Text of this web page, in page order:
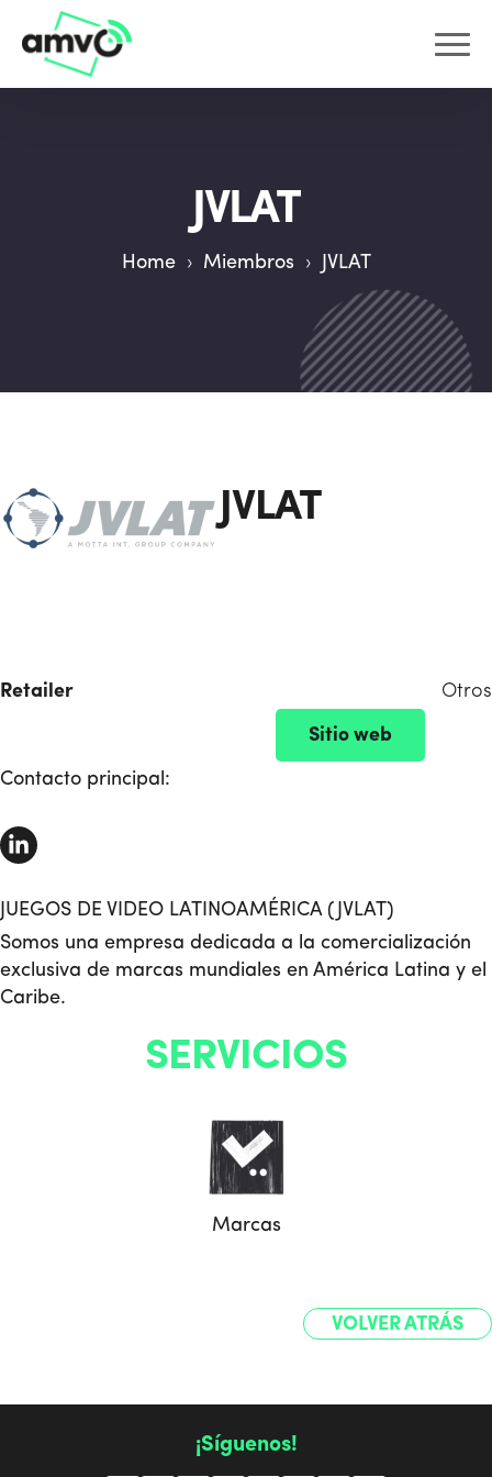
JVLAT
Home › Miembros › JVLAT
JVLAT
Retailer Otros
Sitio web
Contacto principal:
JUEGOS DE VIDEO LATINOAMÉRICA (JVLAT)
Somos una empresa dedicada a la comercialización
exclusiva de marcas mundiales en América Latina y el
Caribe.
SERVICIOS
Marcas
VOLVER ATRÁS
¡Síguenos!